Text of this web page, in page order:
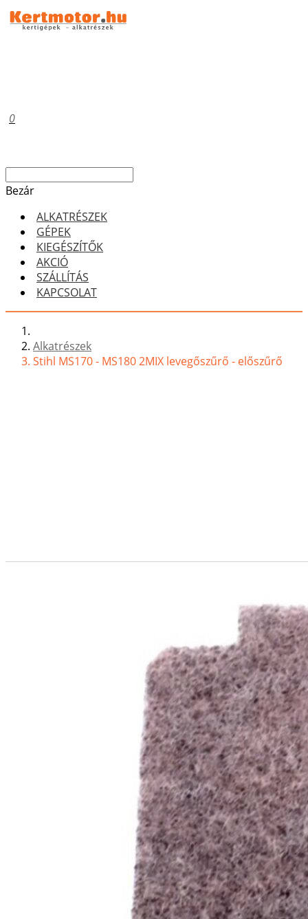
0
Bezár
ALKATRÉSZEK
GÉPEK
KIEGÉSZÍTŐK
AKCIÓ
SZÁLLÍTÁS
KAPCSOLAT
Alkatrészek
Stihl MS170 - MS180 2MIX levegőszűrő - előszűrő